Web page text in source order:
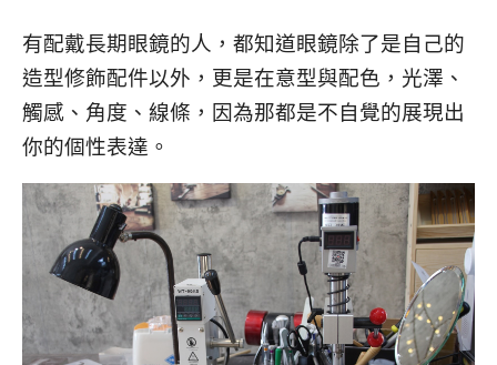
有配戴長期眼鏡的人，都知道眼鏡除了是自己的
造型修飾配件以外，更是在意型與配色，光澤、
觸感、角度、線條 ，因為那都是不自覺的展現出
你的個性表達。